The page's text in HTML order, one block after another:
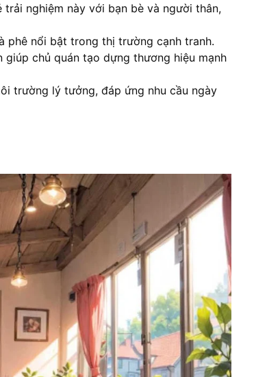
nghiệm này với bạn bè và người thân,
phê nổi bật trong thị trường cạnh tranh.
chủ quán tạo dựng thương hiệu mạnh
trường lý tưởng, đáp ứng nhu cầu ngày